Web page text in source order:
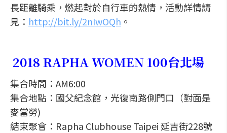
長距離騎乘，燃起對於自行車的熱情，活動詳情請
見： http://bit.ly/2nIwOQh 。
2018 RAPHA WOMEN 100台北場
集合時間：AM6:00
集合地點：國父紀念館，光復南路側門口（對面是
麥當勞)
結束聚會：Rapha Clubhouse Taipei 延吉街228號